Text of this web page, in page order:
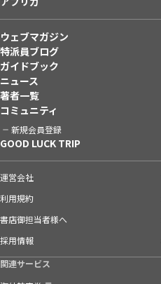
ウェブマガジン
特派員ブログ
ガイドブック
ニュース
著者一覧
コミュニティ
新規会員登録
GOOD LUCK TRIP
運営会社
利用規約
書店御担当者様へ
採用情報
関連サービス